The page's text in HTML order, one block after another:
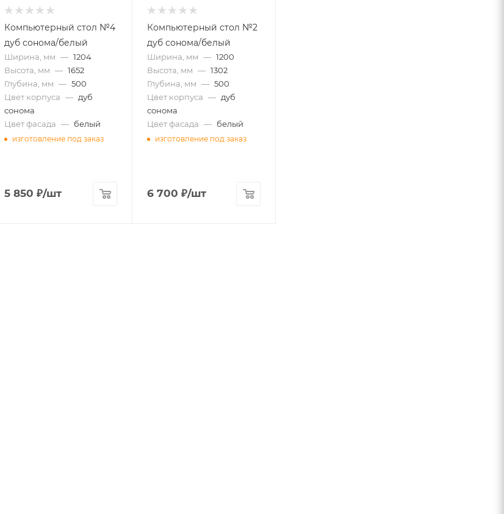
Компьютерный стол №4
дуб сонома/белый
Ширина, мм — 1204
Высота, мм — 1652
Глубина, мм — 500
Цвет корпуса — дуб
сонома
Цвет фасада — белый
изготовление под заказ
5 850 ₽/шт
Компьютерный стол №2
дуб сонома/белый
Ширина, мм — 1200
Высота, мм — 1302
Глубина, мм — 500
Цвет корпуса — дуб
сонома
Цвет фасада — белый
изготовление под заказ
6 700 ₽/шт